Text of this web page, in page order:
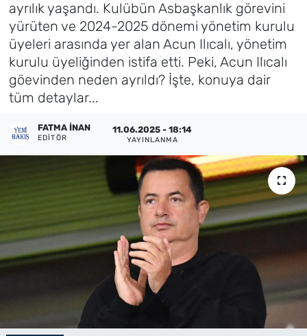
ayrılık yaşandı. Kulübün Asbaşkanlık görevini
yürüten ve 2024-2025 dönemi yönetim kurulu
üyeleri arasında yer alan Acun Ilıcalı, yönetim
kurulu üyeliğinden istifa etti. Peki, Acun Ilıcalı
göevinden neden ayrıldı? İşte, konuya dair
tüm detaylar...
FATMA İNAN
EDITÖR
11.06.2025 - 18:14
YAYINLANMA
Künye
İletişim